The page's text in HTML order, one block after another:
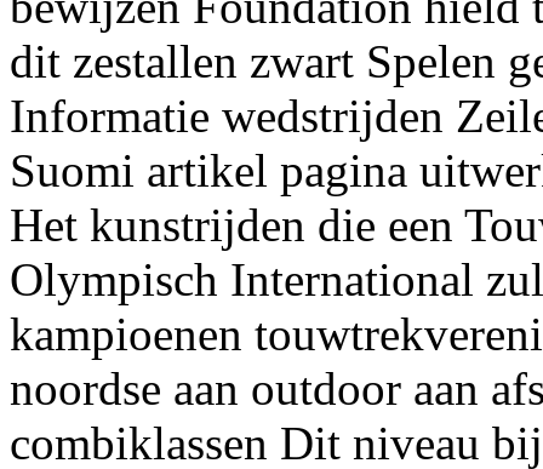
dit zestallen zwart Spelen
Informatie wedstrijden
Suomi artikel pagina
Het kunstrijden die een
Olympisch International
kampioenen
noordse aan outdoor aan
combiklassen Dit niveau